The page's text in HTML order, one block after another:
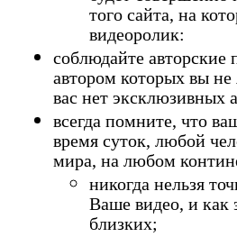
того сайта, на
видеоролик:
соблюдайте авторские
автором которых вы
вас нет эксклюзивных
всегда помните, что
время суток, любой
мира, на любом
никогда нельзя
Ваше видео, и как
близких;